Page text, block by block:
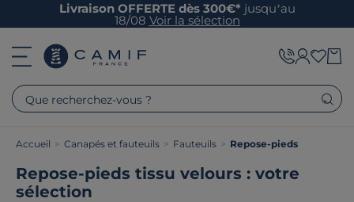
Livraison OFFERTE dès 300€* jusqu’au
18/08 Voir la sélection
Que recherchez-vous ?
Accueil > Canapés et fauteuils > Fauteuils > Repose-pieds
Repose-pieds tissu velours : votre
sélection